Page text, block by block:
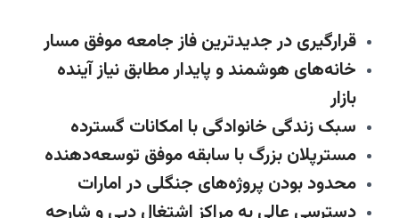
قرارگیری در جدیدترین فاز جامعه موفق مسار
خانه‌های هوشمند و پایدار مطابق نیاز آینده
بازار
سبک زندگی خانوادگی با امکانات گسترده
مسترپلان بزرگ با سابقه موفق توسعه‌دهنده
محدود بودن پروژه‌های جنگلی در امارات